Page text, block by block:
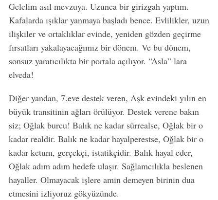
Gelelim asıl mevzuya. Uzunca bir girizgah yaptım.
Kafalarda ışıklar yanmaya başladı bence. Evlilikler, uzun
ilişkiler ve ortaklıklar evinde, yeniden gözden geçirme
fırsatları yakalayacağımız bir dönem. Ve bu dönem,
sonsuz yaratıcılıkta bir portala açılıyor. “Asla” lara
elveda!
Diğer yandan, 7.eve destek veren, Aşk evindeki yılın en
büyük transitinin ağları örülüyor. Destek verene bakın
siz; Oğlak burcu! Balık ne kadar sürrealse, Oğlak bir o
kadar realdir. Balık ne kadar hayalperestse, Oğlak bir o
kadar ketum, gerçekçi, istatikçidir. Balık hayal eder,
Oğlak adım adım hedefe ulaşır. Sağlamcılıkla beslenen
hayaller. Olmayacak işlere amin demeyen birinin dua
etmesini izliyoruz gökyüzünde.
S
e